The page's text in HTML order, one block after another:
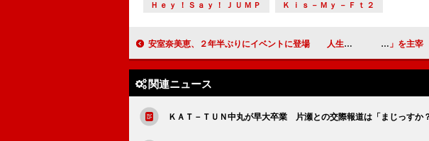
Ｈｅｙ！Ｓａｙ！ＪＵＭＰ
Ｋｉｓ－Ｍｙ－Ｆｔ２
安室奈美恵、２年半ぶりにイベントに登場 人生初のテープカット 玉木宏が「ア
関連ニュース
ＫＡＴ－ＴＵＮ中丸が早大卒業 片瀬との交際報道は「まじっすか